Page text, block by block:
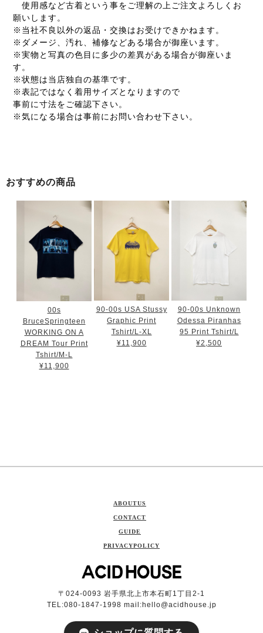
使用感など古着という事をご理解の上ご注文よろしくお
願いします。
※当社不良以外の返品・交換はお受けできかねます。
※ダメージ、汚れ、補修などある場合が御座います。
※実物と写真の色目に多少の差異がある場合が御座いま
す。
※状態は当店独自の基準です。
※表記ではなく着用サイズとなりますので
事前に寸法をご確認下さい。
※気になる場合は事前にお問い合わせ下さい。
おすすめの商品
00s
BruceSpringteen
WORKING ON A
DREAM Tour Print
Tshirt/M-L
¥11,900
90-00s USA Stussy
Graphic Print
Tshirt/L-XL
¥11,900
90-00s Unknown
Odessa Piranhas
95 Print Tshirt/L
¥2,500
ABOUTUS
CONTACT
GUIDE
PRIVACYPOLICY
〒024-0093 岩手県北上市本石町1丁目2-1
TEL:080-1847-1998 mail: hello@acidhouse.jp